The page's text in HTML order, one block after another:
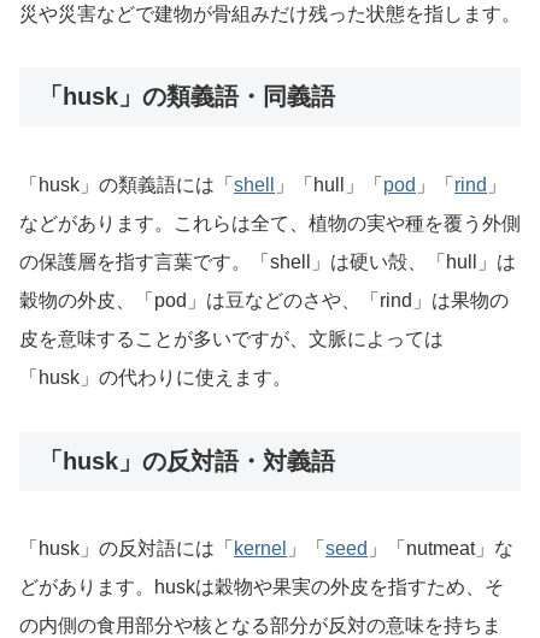
災や災害などで建物が骨組みだけ残った状態を指します。
「husk」の類義語・同義語
「husk」の類義語には「 shell 」「hull」「 pod 」「 rind 」
などがあります。これらは全て、植物の実や種を覆う外側
の保護層を指す言葉です。「shell」は硬い殻、「hull」は
穀物の外皮、「pod」は豆などのさや、「rind」は果物の
皮を意味することが多いですが、文脈によっては
「husk」の代わりに使えます。
「husk」の反対語・対義語
「husk」の反対語には「 kernel 」「 seed 」「nutmeat」な
どがあります。huskは穀物や果実の外皮を指すため、そ
の内側の食用部分や核となる部分が反対の意味を持ちま